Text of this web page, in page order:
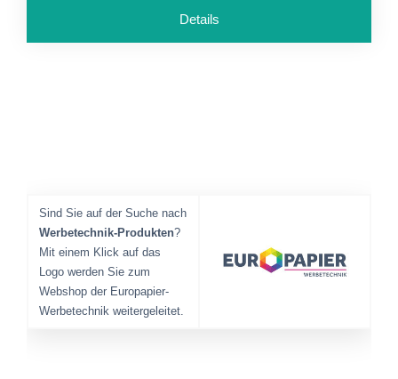
Details
Sind Sie auf der Suche nach
Werbetechnik-Produkten?
Mit einem Klick auf das
Logo werden Sie zum
Webshop der Europapier-
Werbetechnik weitergeleitet.